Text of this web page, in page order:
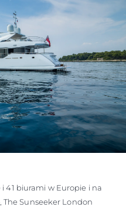
41 biurami w Europie i na
Sunseeker London